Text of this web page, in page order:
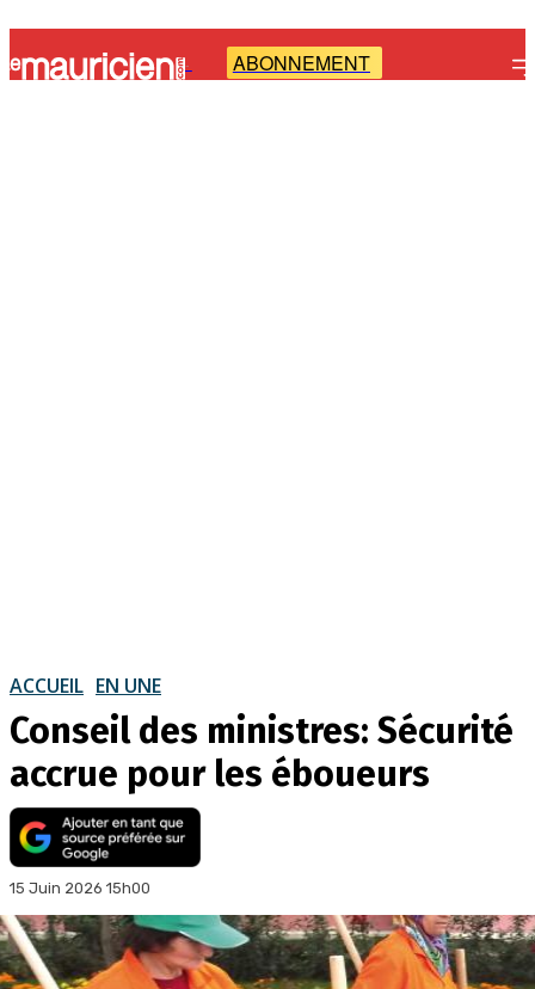
- ABONNEMENT
ACCUEIL EN UNE
Conseil des ministres: Sécurité
accrue pour les éboueurs
15 Juin 2026 15h00